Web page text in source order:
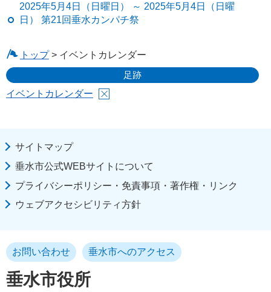
2025年5月4日（日曜日） ～ 2025年5月4日（日曜
日） 第21回垂水カンパチ祭
トップ> イベントカレンダー
足跡
イベントカレンダー
サイトマップ
垂水市公式WEBサイトについて
プライバシーポリシー・免責事項・著作権・リンク
ウェブアクセシビリティ方針
垂水市役所
お問い合わせ 垂水市へのアクセス